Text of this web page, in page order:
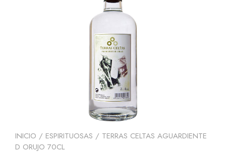
INICIO / ESPIRITUOSAS / TERRAS CELTAS AGUARDIENTE
D ORUJO 70CL